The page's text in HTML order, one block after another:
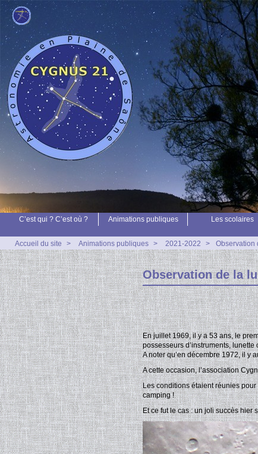
C’est qui ? C’est où ? Animations publiques Les scolaires
Accueil du site > Animations publiques > 2021-2022 > Observation
Observation de la
En juillet 1969, il y a 53 ans, le
possesseurs d’instruments,
A noter qu’en décembre 1972, il y
A cette occasion, l’association
Les conditions étaient réunies
camping !
Et ce fut le cas : un joli succès hier